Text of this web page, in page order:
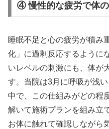
④ 慢性的な疲労で体
睡眠不足と心の疲労が積み
化」に過剰反応するように
いレベルの刺激にも、体が
す。当院は3月に呼吸が浅
中で、この仕組みがどの程
解いて施術プランを組み立
お体に触れて確認しながら